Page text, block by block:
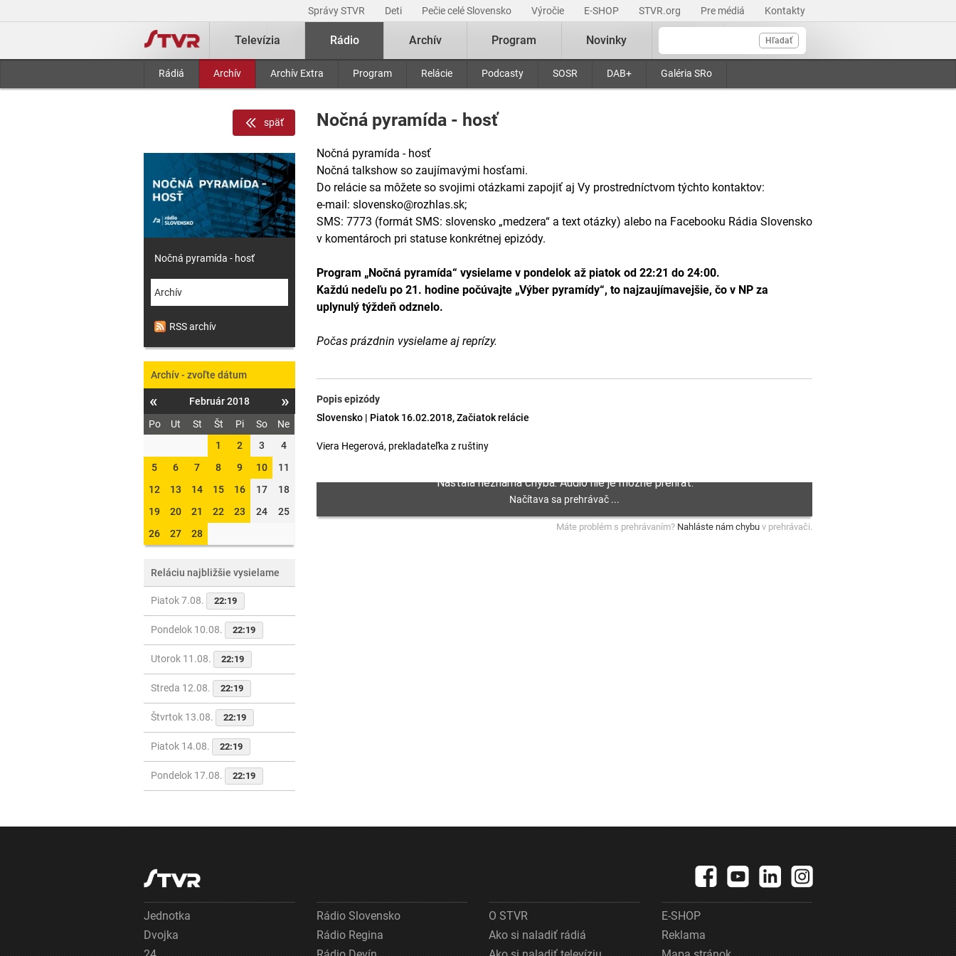
Správy STVR Deti Pečie celé Slovensko Výročie E-SHOP STVR.org Pre médiá Kontakty
Hľadať
Televízia Rádio
Rádiá Archív Archív Extra Program Relácie Podcasty SOSR DAB+ Galéria SRo
Archív Program Novinky
Nočná pyramída - hosť
Nočná pyramída - hosť
Nočná talkshow so zaujímavými hosťami.
Do relácie sa môžete so svojimi otázkami zapojiť aj Vy prostredníctvom týchto kontaktov:
e-mail: slovensko@rozhlas.sk;
SMS: 7773 (formát SMS: slovensko „medzera“ a text otázky) alebo na Facebooku Rádia Slovensko
v komentároch pri statuse konkrétnej epizódy.
Program „Nočná pyramída“ vysielame v pondelok až piatok od 22:21 do 24:00.
Každú nedeľu po 21. hodine počúvajte „Výber pyramídy“, to najzaujímavejšie, čo v NP za
uplynulý týždeň odznelo.
Počas prázdnin vysielame aj reprízy.
Popis epizódy
Slovensko | Piatok 16.02.2018, Začiatok relácie
Viera Hegerová, prekladateľka z ruštiny
Máte problém s prehrávaním? Nahláste nám chybu v prehrávači.
späť
Nočná pyramída - hosť
Archív
RSS archív
Archív - zvoľte dátum
« Február 2018 »
Po Ut St Št Pi So
Ne
1
2 3
4
5
6 7 8 9 10
11
12
13 14 15 16 17
18
19
20 21 22 23 24
25
26
27 28
Reláciu najbližšie vysielame
Piatok 7.08. 22:19
Pondelok 10.08. 22:19
Utorok 11.08. 22:19
Streda 12.08. 22:19
Štvrtok 13.08. 22:19
Piatok 14.08. 22:19
Pondelok 17.08. 22:19
Jednotka
Dvojka
Rádio Slovensko
Rádio Regina
O STVR
Ako si naladiť rádiá
E-SHOP
Reklama